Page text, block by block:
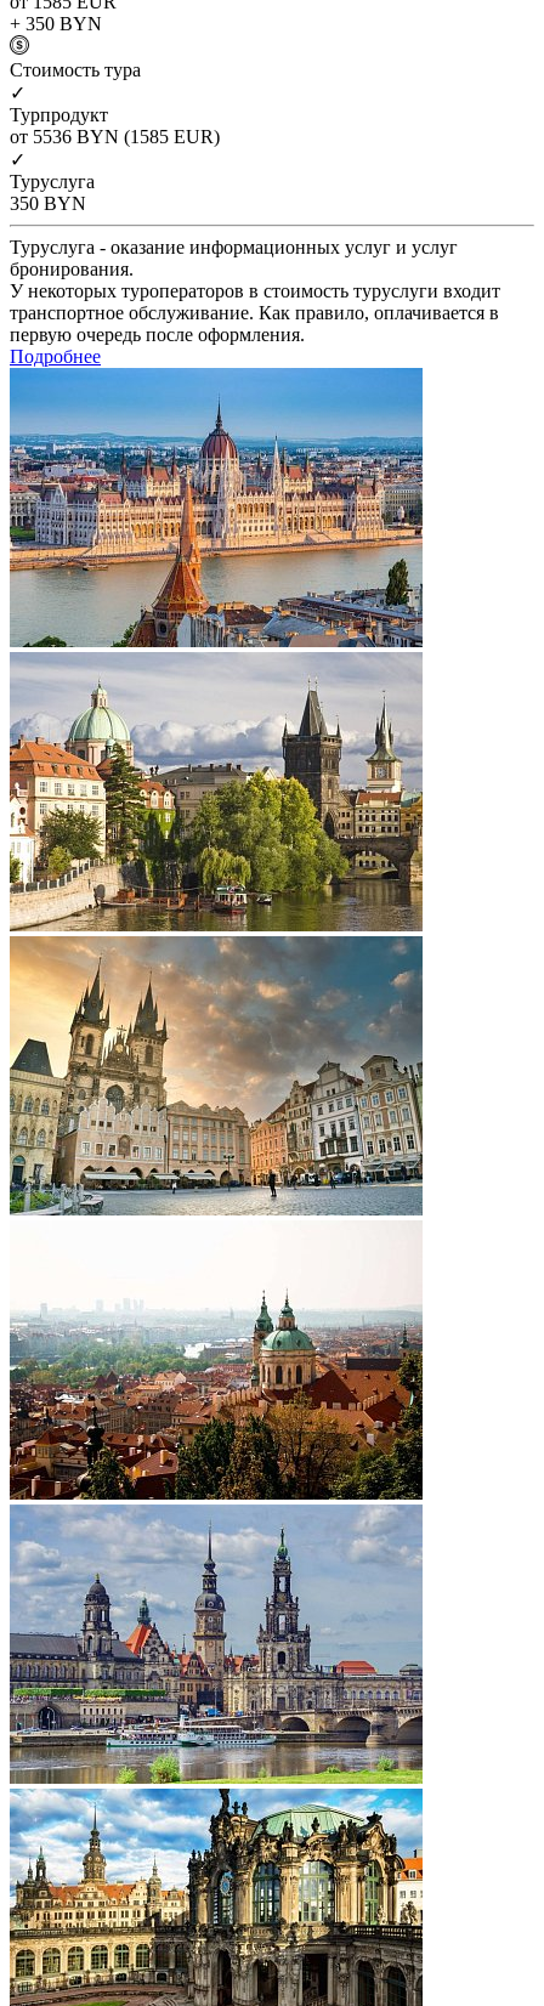
+ 350 BYN
Cтоимость тура
✓
Турпродукт
от 5536 BYN (1585 EUR)
✓
Туруслуга
350 BYN
Туруслуга - оказание информационных услуг и услуг
бронирования.
У некоторых туроператоров в стоимость туруслуги входит
транспортное обслуживание. Как правило, оплачивается в
первую очередь после оформления.
Подробнее